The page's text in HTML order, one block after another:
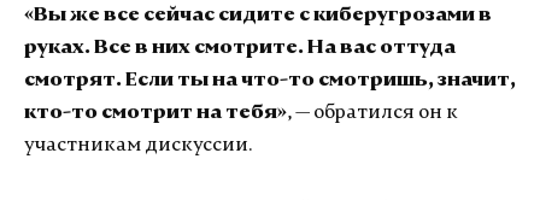
«Вы же все сейчас сидите с киберугрозами в
руках. Все в них смотрите. На вас оттуда
смотрят. Если ты на что-то смотришь, значит,
кто-то смотрит на тебя», — обратился он к
участникам дискуссии.